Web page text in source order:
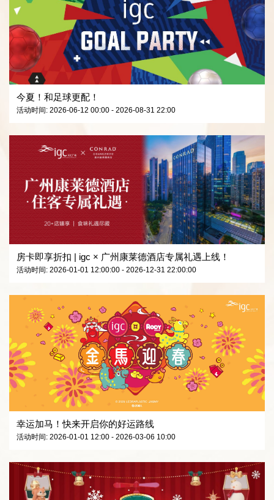
今夏！和足球更配！
活动时间: 2026-06-12 00:00 - 2026-08-31 22:00
房卡即享折扣 | igc × 广州康莱德酒店专属礼遇上线！
活动时间: 2026-01-01 12:00:00 - 2026-12-31 22:00:00
幸运加马！快来开启你的好运路线
活动时间: 2026-01-01 12:00 - 2026-03-06 10:00